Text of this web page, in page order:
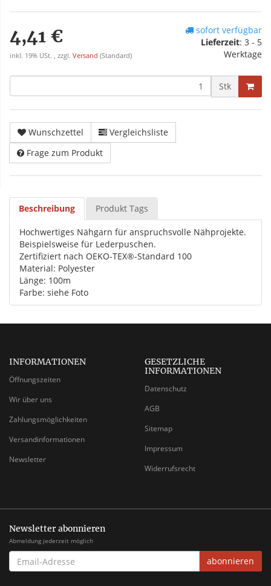
4,41 €
inkl. 19% USt. , zzgl. Versand (Standard)
sofort verfügbar
Lieferzeit: 3 - 5
Werktage
Stk
Wunschzettel
Vergleichsliste
Frage zum Produkt
Beschreibung Produkt Tags
Hochwertiges Nähgarn für anspruchsvolle Nähprojekte.
Beispielsweise für Lederpuschen.
Zertifiziert nach OEKO-TEX®-Standard 100
Material: Polyester
Länge: 100m
Farbe: siehe Foto
INFORMATIONEN
Öffnungszeiten
Wir über uns
Zahlungsmöglichkeiten
Versandinformationen
Newsletter
GESETZLICHE
INFORMATIONEN
Datenschutz
AGB
Sitemap
Impressum
Widerrufsrecht
Newsletter abonnieren
Abmeldung jederzeit möglich
EMAIL-
ADRESSE
abonnieren